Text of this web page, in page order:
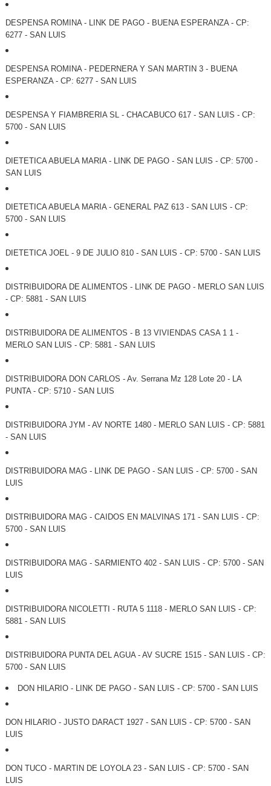
DESPENSA ROMINA - LINK DE PAGO - BUENA ESPERANZA - CP:
6277 - SAN LUIS
DESPENSA ROMINA - PEDERNERA Y SAN MARTIN 3 - BUENA
ESPERANZA - CP: 6277 - SAN LUIS
DESPENSA Y FIAMBRERIA SL - CHACABUCO 617 - SAN LUIS - CP:
5700 - SAN LUIS
DIETETICA ABUELA MARIA - LINK DE PAGO - SAN LUIS - CP: 5700 -
SAN LUIS
DIETETICA ABUELA MARIA - GENERAL PAZ 613 - SAN LUIS - CP:
5700 - SAN LUIS
DIETETICA JOEL - 9 DE JULIO 810 - SAN LUIS - CP: 5700 - SAN LUIS
DISTRIBUIDORA DE ALIMENTOS - LINK DE PAGO - MERLO SAN LUIS
- CP: 5881 - SAN LUIS
DISTRIBUIDORA DE ALIMENTOS - B 13 VIVIENDAS CASA 1 1 -
MERLO SAN LUIS - CP: 5881 - SAN LUIS
DISTRIBUIDORA DON CARLOS - Av. Serrana Mz 128 Lote 20 - LA
PUNTA - CP: 5710 - SAN LUIS
DISTRIBUIDORA JYM - AV NORTE 1480 - MERLO SAN LUIS - CP: 5881
- SAN LUIS
DISTRIBUIDORA MAG - LINK DE PAGO - SAN LUIS - CP: 5700 - SAN
LUIS
DISTRIBUIDORA MAG - CAIDOS EN MALVINAS 171 - SAN LUIS - CP:
5700 - SAN LUIS
DISTRIBUIDORA MAG - SARMIENTO 402 - SAN LUIS - CP: 5700 - SAN
LUIS
DISTRIBUIDORA NICOLETTI - RUTA 5 1118 - MERLO SAN LUIS - CP:
5881 - SAN LUIS
DISTRIBUIDORA PUNTA DEL AGUA - AV SUCRE 1515 - SAN LUIS - CP:
5700 - SAN LUIS
DON HILARIO - LINK DE PAGO - SAN LUIS - CP: 5700 - SAN LUIS
DON HILARIO - JUSTO DARACT 1927 - SAN LUIS - CP: 5700 - SAN
LUIS
DON TUCO - MARTIN DE LOYOLA 23 - SAN LUIS - CP: 5700 - SAN
LUIS